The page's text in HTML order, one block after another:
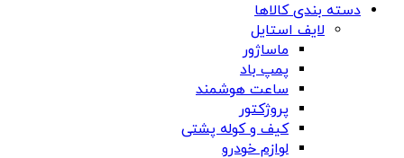
دسته بندی کالاها
لایف استایل
ماساژور
پمپ باد
ساعت هوشمند
پروژکتور
کیف و کوله پشتی
لوازم خودرو